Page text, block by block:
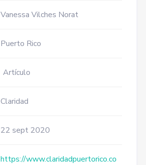
Vanessa Vilches Norat
Puerto Rico
Artículo
Claridad
22 sept 2020
https://www.claridadpuertorico.co